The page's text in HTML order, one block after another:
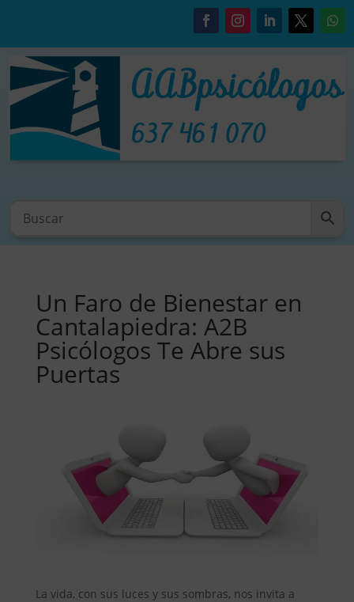
Un Faro de Bienestar en
Cantalapiedra: A2B
Psicólogos Te Abre sus
Puertas
La vida, con sus luces y sus sombras, nos invita a